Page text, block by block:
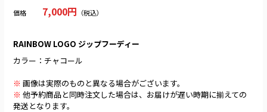
価格 7,000円 （税込）
RAINBOW LOGO ジップフーディー
カラー：チャコール
※ 画像は実際のものと異なる場合がございます。
※ 他予約商品と同時注文した場合は、お届けが遅い時期に揃えての
発送となります。